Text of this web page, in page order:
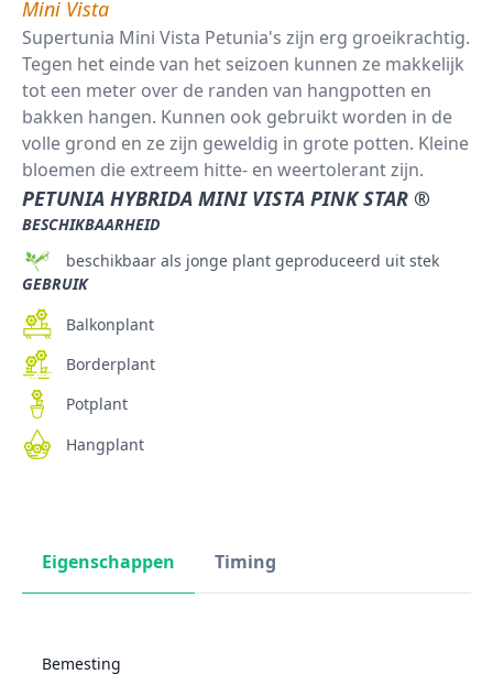
Mini Vista
Supertunia Mini Vista Petunia's zijn erg groeikrachtig.
Tegen het einde van het seizoen kunnen ze makkelijk
tot een meter over de randen van hangpotten en
bakken hangen. Kunnen ook gebruikt worden in de
volle grond en ze zijn geweldig in grote potten. Kleine
bloemen die extreem hitte- en weertolerant zijn.
PETUNIA HYBRIDA MINI VISTA PINK STAR ®
BESCHIKBAARHEID
beschikbaar als jonge plant geproduceerd uit stek
GEBRUIK
Balkonplant
Borderplant
Potplant
Hangplant
Eigenschappen Timing
Bemesting